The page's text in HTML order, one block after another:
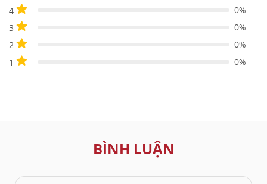
4
0%
3
0%
2
0%
1
0%
BÌNH LUẬN